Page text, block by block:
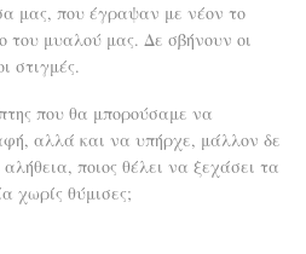
μας, που έγραψαν με νέον το
του μυαλού μας. Δε σβήνουν οι
στιγμές.
που θα μπορούσαμε να
αλλά και να υπήρχε, μάλλον δε
ποιος θέλει να ξεχάσει τα
χωρίς θύμισες;